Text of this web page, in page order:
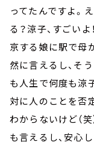
ってたんですよ。
る？涼子、すごい
京する娘に駅で母
然に言えるし、そ
も人生で何度も涼
対に人のことを否
わからないけど（
も言えるし、安心